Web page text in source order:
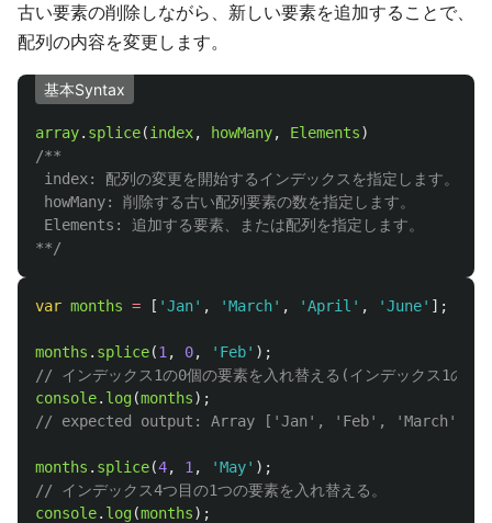
古い要素の削除しながら、新しい要素を追加することで、
配列の内容を変更します。
基本Syntax
array. splice(index, howMany, Elements)
/**
index: 配列の変更を開始するインデックスを指定します。
howMany: 削除する古い配列要素の数を指定します。
Elements: 追加する要素、または配列を指定します。
**/
var months = [ 'Jan' , 'March' , 'April ' , 'June' ];
months . splice(1 , 0, ' Feb' );
// インデックス1の0個の要素を入れ替える(インデックス1の場
console. log(months);
// expected output: Array ['Jan', 'Feb', 'March',
months . splice(4, 1 , 'May' );
// インデックス4つ目の1つの要素を入れ替える。
console. log(months);